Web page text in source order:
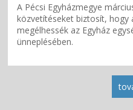
A Pécsi Egyházmegye
közvetítéseket biztosít, hogy
megélhessék az Egyház
ünneplésében.